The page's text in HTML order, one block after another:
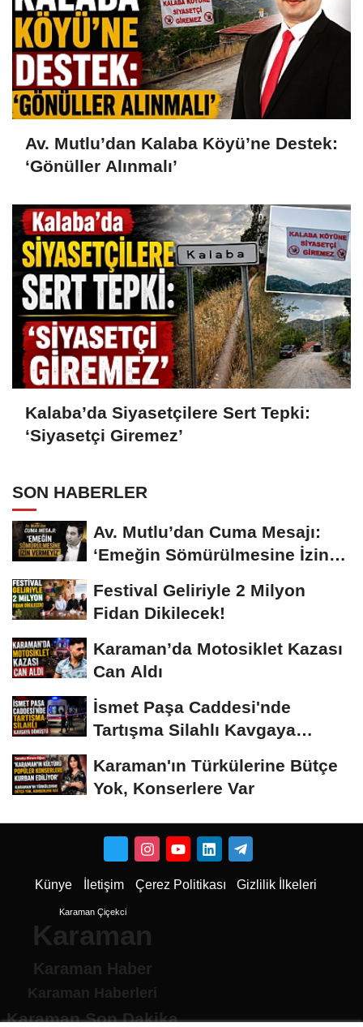
Av. Mutlu’dan Kalaba Köyü’ne Destek:
‘Gönüller Alınmalı’
Kalaba’da Siyasetçilere Sert Tepki:
‘Siyasetçi Giremez’
SON HABERLER
Av. Mutlu’dan Cuma Mesajı:
‘Emeğin Sömürülmesine İzin
Festival Geliriyle 2 Milyon
Fidan Dikilecek!
Karaman’da Motosiklet Kazası
Can Aldı
İsmet Paşa Caddesi'nde
Tartışma Silahlı Kavgaya
Karaman'ın Türkülerine Bütçe
Yok, Konserlere Var
Künye İletişim Çerez Politikası Gizlilik İlkeleri
Karaman Çiçekci
Karaman
Karaman Haber
Karaman Haberleri
Karaman Son Dakika